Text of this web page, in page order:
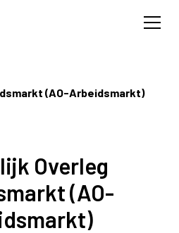
(AO-Arbeidsmarkt)
Overleg
(AO-